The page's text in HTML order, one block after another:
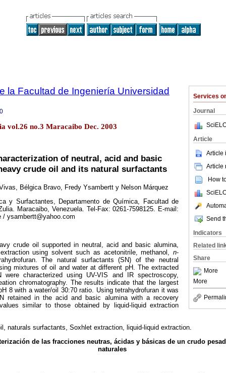
Services
Journal
Article
Article
Article
How
Send
Indicators
Related
Share
More
More
la Facultad de Ingeniería Universidad
vol.26 no.3 Maracaibo Dec. 2003
of neutral, acid and basic
crude oil and its natural surfactants
Bélgica Bravo, Fredy Ysambertt y Nelson Márquez
y Surfactantes, Departamento de Química, Facultad de
Maracaibo, Venezuela. Tel-Fax: 0261-7598125. E-mail:
/ ysambertt@yahoo.com
crude oil supported in neutral, acid and basic alumina,
using solvent such as acetonitrile, methanol, n-
The natural surfactants (SN) of the neutral
mixtures of oil and water at different pH. The extracted
characterized using UV-VIS and IR spectroscopy,
chromatography. The results indicate that the largest
8 with a water/oil 30:70 ratio. Using tetrahydrofuran it was
retained in the acid and basic alumina with a recovery
similar to those obtained by liquid-liquid extraction
naturals surfactants, Soxhlet extraction, liquid-liquid extraction.
de las fracciones neutras, ácidas y básicas de un crudo
naturales